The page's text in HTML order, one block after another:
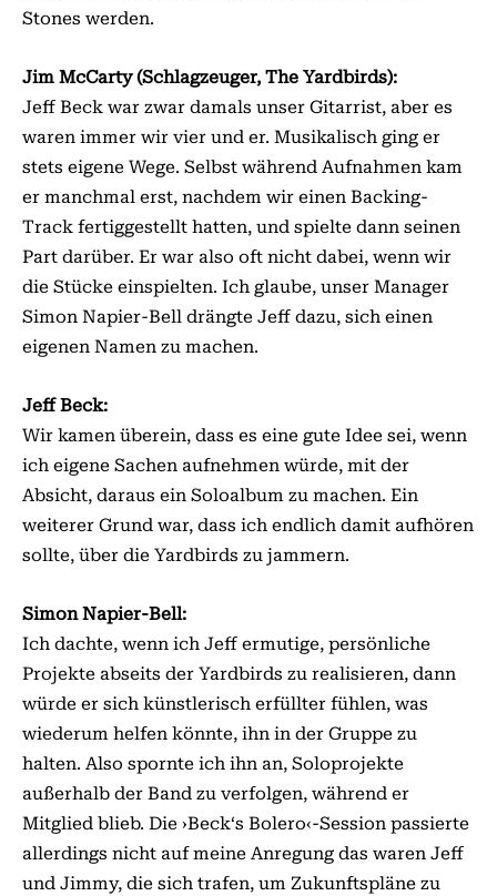
Stones werden.
Jim McCarty (Schlagzeuger, The Yardbirds):
Jeff Beck war zwar damals unser Gitarrist, aber es
waren immer wir vier und er. Musikalisch ging er
stets eigene Wege. Selbst während Aufnahmen kam
er manchmal erst, nachdem wir einen Backing-
Track fertiggestellt hatten, und spielte dann seinen
Part darüber. Er war also oft nicht dabei, wenn wir
die Stücke einspielten. Ich glaube, unser Manager
Simon Napier-Bell drängte Jeff dazu, sich einen
eigenen Namen zu machen.
Jeff Beck:
Wir kamen überein, dass es eine gute Idee sei, wenn
ich eigene Sachen aufnehmen würde, mit der
Absicht, daraus ein Soloalbum zu machen. Ein
weiterer Grund war, dass ich endlich damit aufhören
sollte, über die Yardbirds zu jammern.
Simon Napier-Bell:
Ich dachte, wenn ich Jeff ermutige, persönliche
Projekte abseits der Yardbirds zu realisieren, dann
würde er sich künstlerisch erfüllter fühlen, was
wiederum helfen könnte, ihn in der Gruppe zu
halten. Also spornte ich ihn an, Soloprojekte
außerhalb der Band zu verfolgen, während er
Mitglied blieb. Die ›Beck‘s Bolero‹-Session passierte
allerdings nicht auf meine Anregung das waren Jeff
und Jimmy, die sich trafen, um Zukunftspläne zu